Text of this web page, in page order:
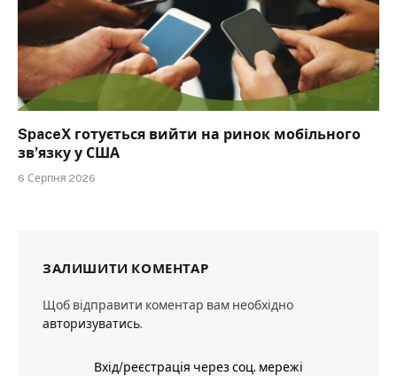
SpaceX готується вийти на ринок мобільного
зв’язку у США
6 Серпня 2026
ЗАЛИШИТИ КОМЕНТАР
Щоб відправити коментар вам необхідно
авторизуватись.
Вхід/реєстрація через соц. мережі